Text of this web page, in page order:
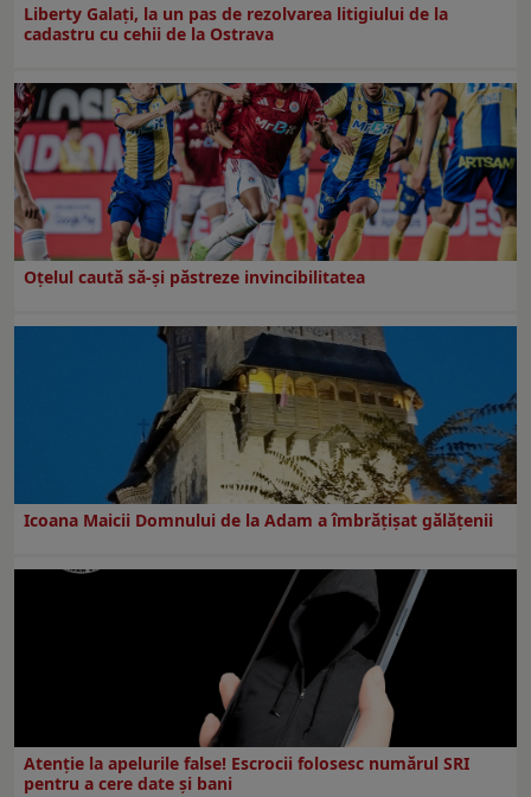
Liberty Galați, la un pas de rezolvarea litigiului de la
cadastru cu cehii de la Ostrava
Oțelul caută să-și păstreze invincibilitatea
Icoana Maicii Domnului de la Adam a îmbrățișat gălățenii
Atenție la apelurile false! Escrocii folosesc numărul SRI
pentru a cere date și bani